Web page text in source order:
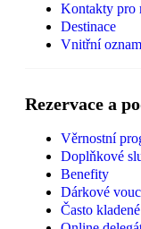
Kontakty pro
Destinace
Vnitřní
Rezervace a
Věrnostní
Doplňkové
Benefity
Dárkové
Často